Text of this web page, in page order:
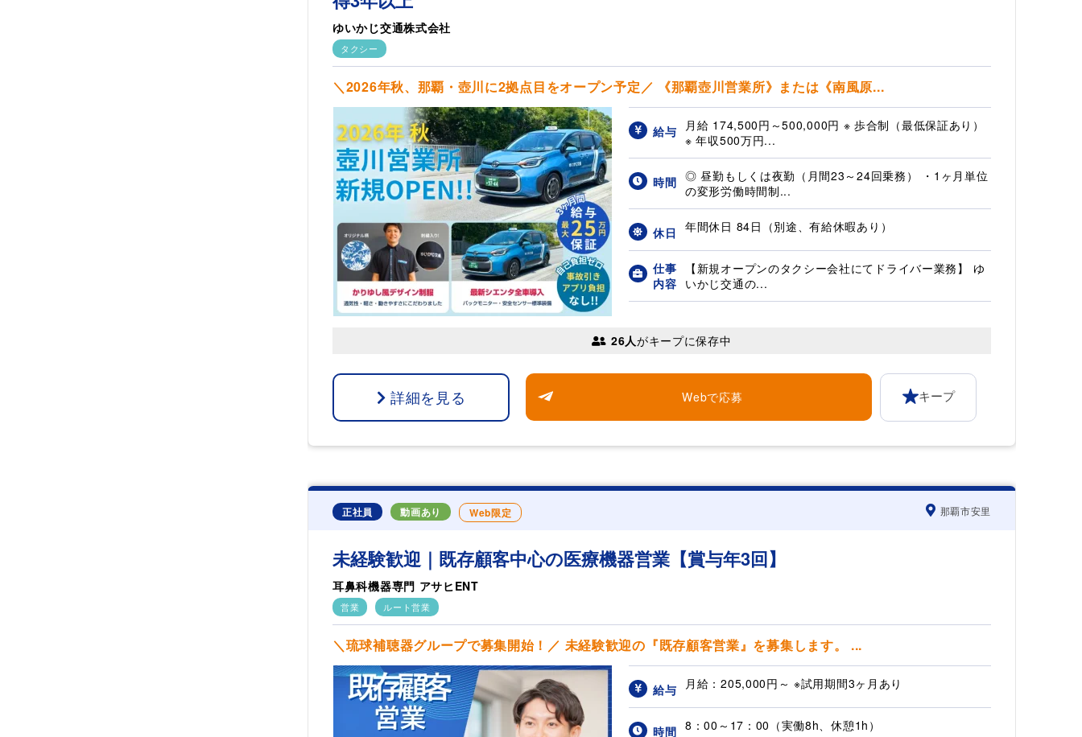
ゆいかじ交通株式会社
タクシー
＼2026年秋、那覇・壺川に2拠点目をオープン予定／ 《那覇壺川営業所》または《南風原...
給与
月給 174,500円～500,000円 ※ 歩合制（最低保証あり）
※ 年収500万円...
時間 ◎ 昼勤もしくは夜勤（月間23～24回乗務） ・1ヶ月単位
の変形労働時間制...
休日 年間休日 84日（別途、有給休暇あり）
仕事
内容
【新規オープンのタクシー会社にてドライバー業務】 ゆ
いかじ交通の...
26人がキープに保存中
詳細を見る Webで応募 キープ
正社員 動画あり Web限定 那覇市安里
未経験歓迎｜既存顧客中心の医療機器営業【賞与年3回】
耳鼻科機器専門 アサヒENT
営業 ルート営業
＼琉球補聴器グループで募集開始！／ 未経験歓迎の『既存顧客営業』を募集します。 ...
給与 月給：205,000円～ ※試用期間3ヶ月あり
時間 8：00～17：00（実働8h、休憩1h）